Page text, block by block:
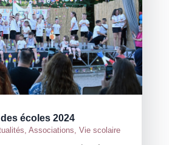
écoles 2024
Associations Vie scolaire